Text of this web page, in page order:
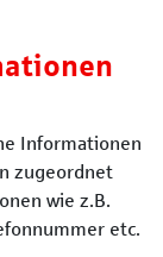
Informationen
zugeordnet
wie z.B.
etc.